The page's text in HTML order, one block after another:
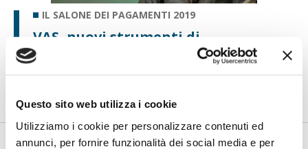
Questo sito web utilizza i cookie
Utilizziamo i cookie per personalizzare contenuti ed
annunci, per fornire funzionalità dei social media e per
IL SALONE DEI PAGAMENTI 2019
VAS, nuovi strumenti di
competizione
di Andreina D'Attolico -Dopo aver accompagnato l'80% del